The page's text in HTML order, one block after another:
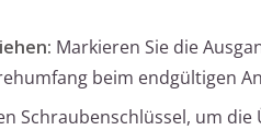
Markieren Sie die
beim endgültigen
Schraubenschlüssel, um